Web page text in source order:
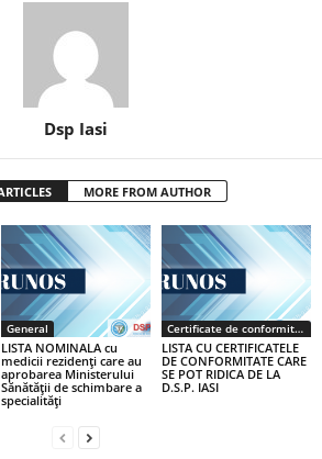
Dsp Iasi
MORE FROM AUTHOR
General
LISTA NOMINALA cu
medicii rezidenţi care au
aprobarea Ministerului
Sănătăţii de schimbare a
specialităţi
Certificate de conformitate
LISTA CU CERTIFICATELE
DE CONFORMITATE CARE
SE POT RIDICA DE LA
D.S.P. IASI